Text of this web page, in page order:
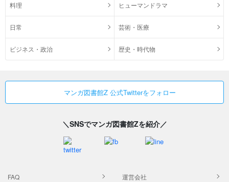
料理 ヒューマンドラマ
日常 芸術・医療
ビジネス・政治 歴史・時代物
マンガ図書館Z 公式Twitterをフォロー
＼SNSでマンガ図書館Zを紹介／
FAQ 運営会社